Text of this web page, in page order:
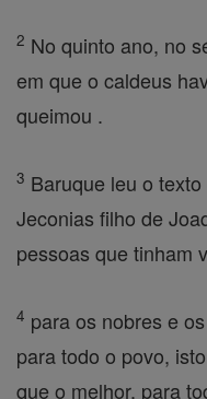
2 No quinto ano, no
em que o caldeus
queimou .
3 Baruque leu o
Jeconias filho de
pessoas que tinham
4 para os nobres e
para todo o povo,
que o melhor, para